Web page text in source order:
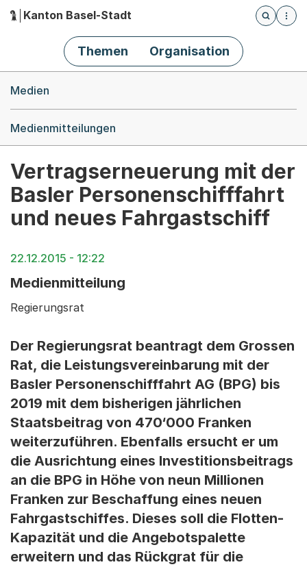
Hauptnavigation
Kanton Basel-Stadt
Öffnet
Themen Organisation
Medien
Medienmitteilungen
Vertragserneuerung mit der
Basler Personenschifffahrt
und neues Fahrgastschiff
22.12.2015 - 12:22
Medienmitteilung
Regierungsrat
Der Regierungsrat beantragt dem Grossen
Rat, die Leistungsvereinbarung mit der
Basler Personenschifffahrt AG (BPG) bis
2019 mit dem bisherigen jährlichen
Staatsbeitrag von 470‘000 Franken
weiterzuführen. Ebenfalls ersucht er um
die Ausrichtung eines Investitionsbeitrags
an die BPG in Höhe von neun Millionen
Franken zur Beschaffung eines neuen
Fahrgastschiffes. Dieses soll die Flotten-
Kapazität und die Angebotspalette
erweitern und das Rückgrat für die